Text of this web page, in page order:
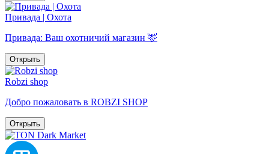
Привада | Охота
Привада: Ваш охотничий магазин 🦌
Открыть
Robzi shop
Добро пожаловать в ROBZI SHOP
Открыть